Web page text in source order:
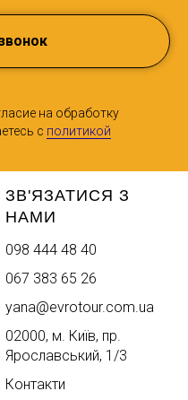
на обработку
c политикой
ЗВ'ЯЗАТИСЯ З
НАМИ
098 444 48 40
067 383 65 26
yana@evrotour.com.ua
02000, м. Київ, пр.
Ярославський, 1/3
Контакти